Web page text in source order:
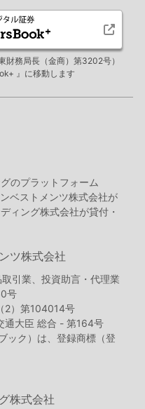
財務局長（金商）第3202号）
』に移動します
のプラットフォーム
ベストメンツ株式会社が
ィング株式会社が貸付・
ツ株式会社
引業、投資助言・代理業
号
2）第104014号
通大臣 総合 - 第164号
ック）は、登録商標（登
株式会社